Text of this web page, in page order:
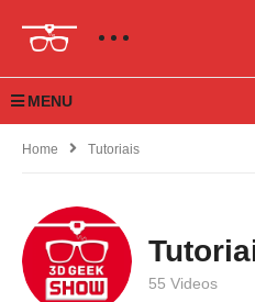
MENU
Home Tutoriais
55 Videos